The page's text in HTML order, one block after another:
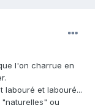
l'on charrue en
labouré et labouré...
ou